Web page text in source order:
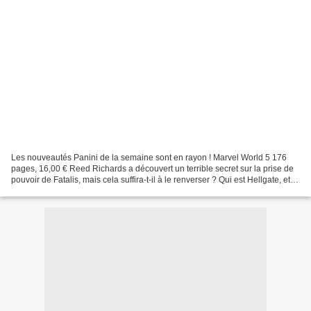
Les nouveautés Panini de la semaine sont en rayon ! Marvel World 5 176
pages, 16,00 € Reed Richards a découvert un terrible secret sur la prise de
pouvoir de Fatalis, mais cela suffira-t-il à le renverser ? Qui est Hellgate, et